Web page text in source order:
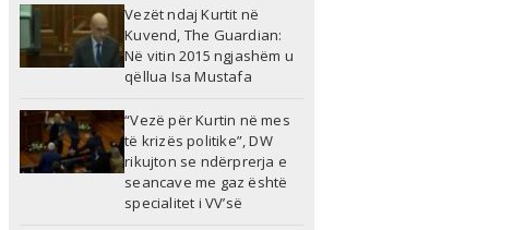
Vezët ndaj Kurtit në
Kuvend, The Guardian:
Në vitin 2015 ngjashëm u
qëllua Isa Mustafa
“Vezë për Kurtin në mes
të krizës politike”, DW
rikujton se ndërprerja e
seancave me gaz është
specialitet i VV’së